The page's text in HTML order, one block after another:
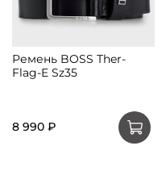
Ремень BOSS Ther-
Flag-E Sz35
8 990 ₽